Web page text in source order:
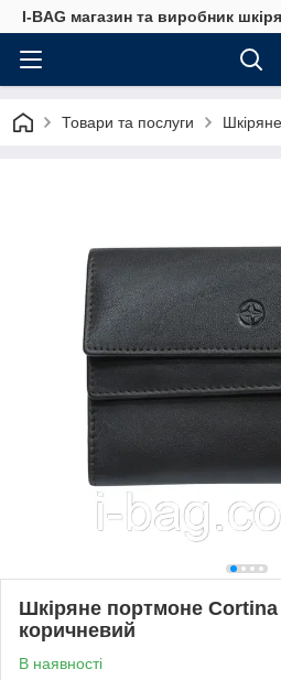
I-BAG магазин та виробник
Товари та послуги
Шкіряне портмоне Cortina
коричневий
В наявності